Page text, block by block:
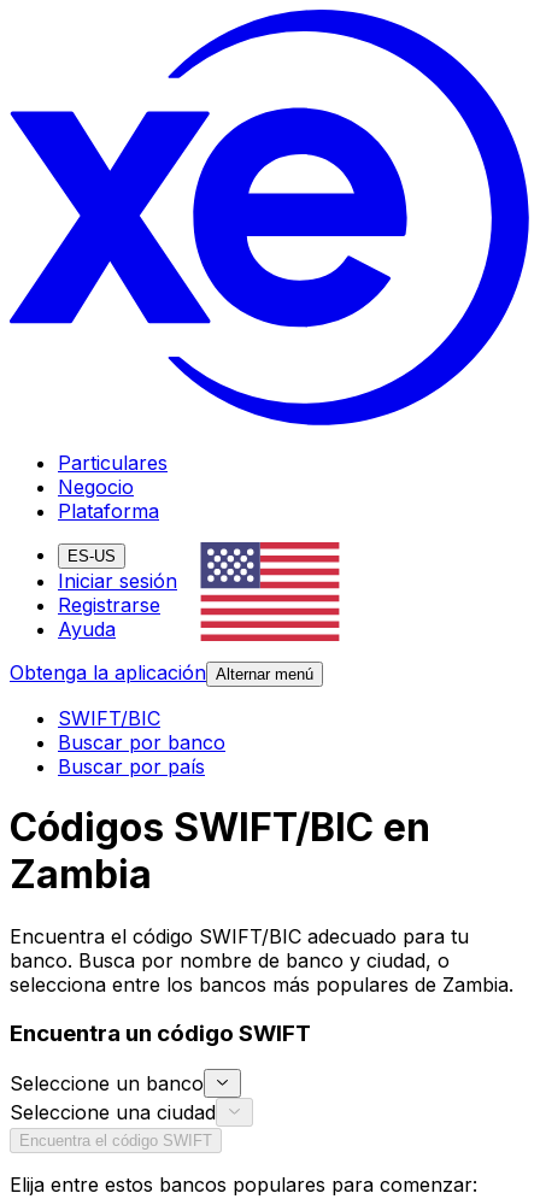
Particulares
Negocio
Plataforma
ES-US
Iniciar sesión
Registrarse
Ayuda
Obtenga la aplicación Alternar menú
SWIFT/BIC
Buscar por banco
Buscar por país
Códigos SWIFT/BIC en
Zambia
Encuentra el código SWIFT/BIC adecuado para tu
banco. Busca por nombre de banco y ciudad, o
selecciona entre los bancos más populares de Zambia.
Encuentra un código SWIFT
Seleccione un banco
Seleccione una ciudad
Encuentra el código SWIFT
Elija entre estos bancos populares para comenzar: